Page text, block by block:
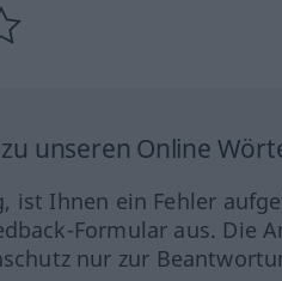
unseren Online
ist Ihnen ein Fehler
Formular aus. Die
nur zur